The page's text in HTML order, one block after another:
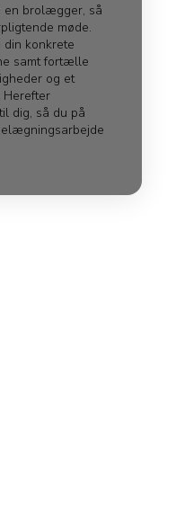
en brolægger, så
møde.
din konkrete
samt fortælle
og et
Herefter
dig, så du på